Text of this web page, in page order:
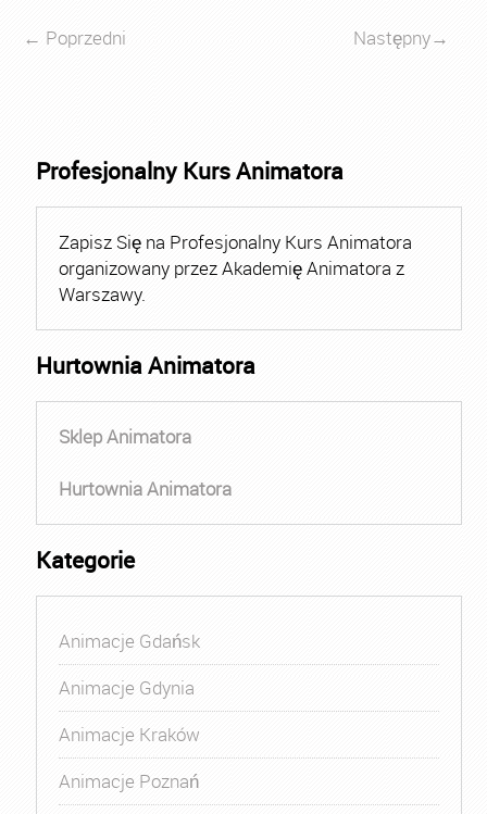
← Poprzedni Następny→
Profesjonalny Kurs Animatora
Zapisz Się na Profesjonalny Kurs Animatora
organizowany przez Akademię Animatora z
Warszawy.
Hurtownia Animatora
Sklep Animatora
Hurtownia Animatora
Kategorie
Animacje Gdańsk
Animacje Gdynia
Animacje Kraków
Animacje Poznań